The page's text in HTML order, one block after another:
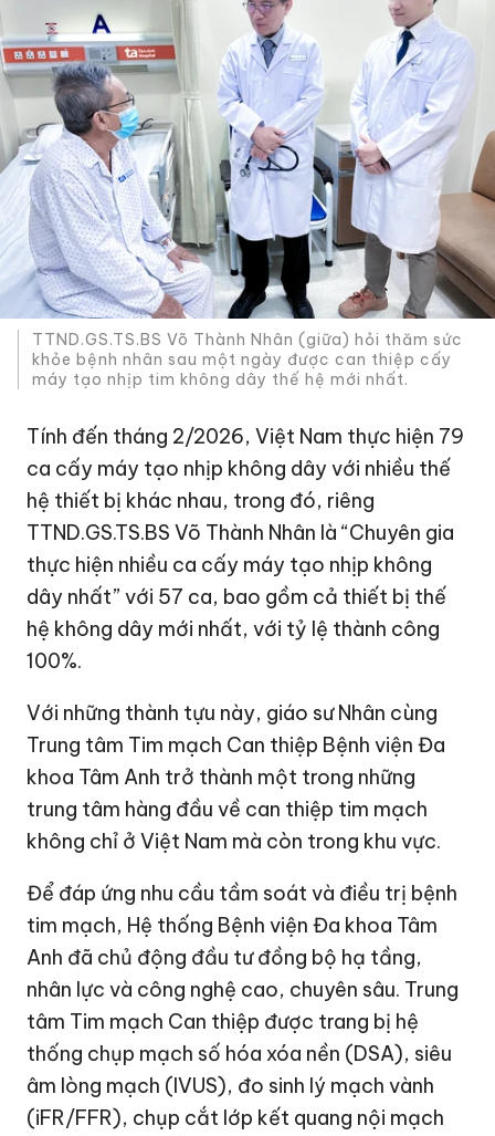
TTND.GS.TS.BS Võ Thành Nhân (giữa) hỏi thăm sức
khỏe bệnh nhân sau một ngày được can thiệp cấy
máy tạo nhịp tim không dây thế hệ mới nhất.
Tính đến tháng 2/2026, Việt Nam thực hiện 79
ca cấy máy tạo nhịp không dây với nhiều thế
hệ thiết bị khác nhau, trong đó, riêng
TTND.GS.TS.BS Võ Thành Nhân là “Chuyên gia
thực hiện nhiều ca cấy máy tạo nhịp không
dây nhất” với 57 ca, bao gồm cả thiết bị thế
hệ không dây mới nhất, với tỷ lệ thành công
100%.
Với những thành tựu này, giáo sư Nhân cùng
Trung tâm Tim mạch Can thiệp Bệnh viện Đa
khoa Tâm Anh trở thành một trong những
trung tâm hàng đầu về can thiệp tim mạch
không chỉ ở Việt Nam mà còn trong khu vực.
Để đáp ứng nhu cầu tầm soát và điều trị bệnh
tim mạch, Hệ thống Bệnh viện Đa khoa Tâm
Anh đã chủ động đầu tư đồng bộ hạ tầng,
nhân lực và công nghệ cao, chuyên sâu. Trung
tâm Tim mạch Can thiệp được trang bị hệ
thống chụp mạch số hóa xóa nền (DSA), siêu
âm lòng mạch (IVUS), đo sinh lý mạch vành
(iFR/FFR), chụp cắt lớp kết quang nội mạch